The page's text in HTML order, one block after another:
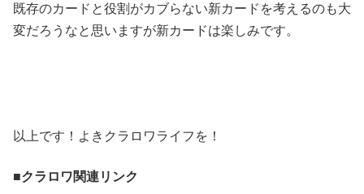
既存のカードと役割がカブらない新カードを考えるのも大
変だろうなと思いますが新カードは楽しみです。
以上です！よきクラロワライフを！
クラロワ関連リンク